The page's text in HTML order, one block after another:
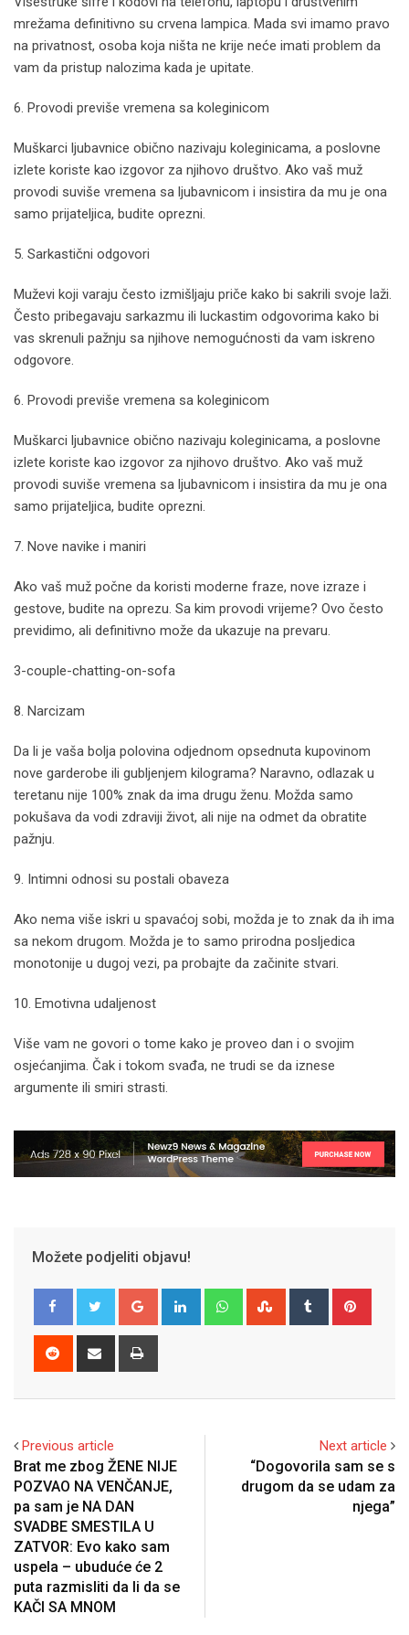
mrežama definitivno su crvena lampica. Mada svi imamo pravo
na privatnost, osoba koja ništa ne krije neće imati problem da
vam da pristup nalozima kada je upitate.
6. Provodi previše vremena sa koleginicom
Muškarci ljubavnice obično nazivaju koleginicama, a poslovne
izlete koriste kao izgovor za njihovo društvo. Ako vaš muž
provodi suviše vremena sa ljubavnicom i insistira da mu je ona
samo prijateljica, budite oprezni.
5. Sarkastični odgovori
Muževi koji varaju često izmišljaju priče kako bi sakrili svoje laži.
Često pribegavaju sarkazmu ili luckastim odgovorima kako bi
vas skrenuli pažnju sa njihove nemogućnosti da vam iskreno
odgovore.
6. Provodi previše vremena sa koleginicom
Muškarci ljubavnice obično nazivaju koleginicama, a poslovne
izlete koriste kao izgovor za njihovo društvo. Ako vaš muž
provodi suviše vremena sa ljubavnicom i insistira da mu je ona
samo prijateljica, budite oprezni.
7. Nove navike i maniri
Ako vaš muž počne da koristi moderne fraze, nove izraze i
gestove, budite na oprezu. Sa kim provodi vrijeme? Ovo često
previdimo, ali definitivno može da ukazuje na prevaru.
3-couple-chatting-on-sofa
8. Narcizam
Da li je vaša bolja polovina odjednom opsednuta kupovinom
nove garderobe ili gubljenjem kilograma? Naravno, odlazak u
teretanu nije 100% znak da ima drugu ženu. Možda samo
pokušava da vodi zdraviji život, ali nije na odmet da obratite
pažnju.
9. Intimni odnosi su postali obaveza
Ako nema više iskri u spavaćoj sobi, možda je to znak da ih ima
sa nekom drugom. Možda je to samo prirodna posljedica
monotonije u dugoj vezi, pa probajte da začinite stvari.
10. Emotivna udaljenost
Više vam ne govori o tome kako je proveo dan i o svojim
osjećanjima. Čak i tokom svađa, ne trudi se da iznese
argumente ili smiri strasti.
Možete podjeliti objavu!
Google+ LinkedIn WhatsappStumbleUpon
Tumblr
Reddit
Share
Previous article
Brat me zbog ŽENE NIJE
POZVAO NA VENČANJE,
pa sam je NA DAN
SVADBE SMESTILA U
ZATVOR: Evo kako sam
uspela – ubuduće će 2
puta razmisliti da li da se
KAČI SA MNOM
Next article
“Dogovorila sam se s
drugom da se udam za
njega”